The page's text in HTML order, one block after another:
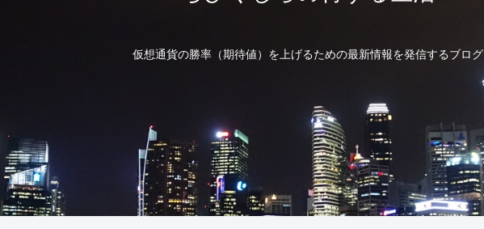
仮想通貨の勝率（期待値）を上げるための最新情報を発信するブログ